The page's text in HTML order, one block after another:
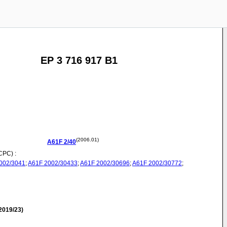
EP 3 716 917 B1
A61F 2/40(2006.01)
:
3041;A61F 2002/30433;A61F 2002/30696;A61F 2002/30772;
23)